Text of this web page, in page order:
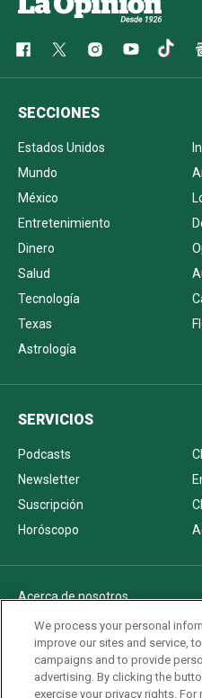
SECCIONES
Estados Unidos
Mundo
México
Entretenimiento
Dinero
Salud
Tecnología
Texas
Astrología
SERVICIOS
Podcasts
Newsletter
Suscripción
Horóscopo
Acerca de nosotros
Politica de privacidad
Pautas Editoriales
AdChoices
We process your personal
improve our sites and service,
campaigns and to provide
advertising. By clicking the
exercise your privacy rights.